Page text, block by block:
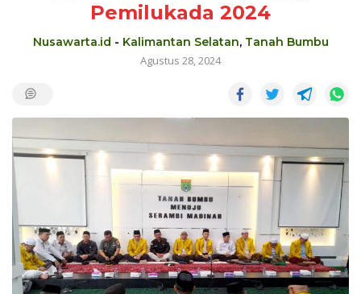
Pemilukada 2024
Nusawarta.id - Kalimantan Selatan, Tanah Bumbu
Agustus 28, 2024